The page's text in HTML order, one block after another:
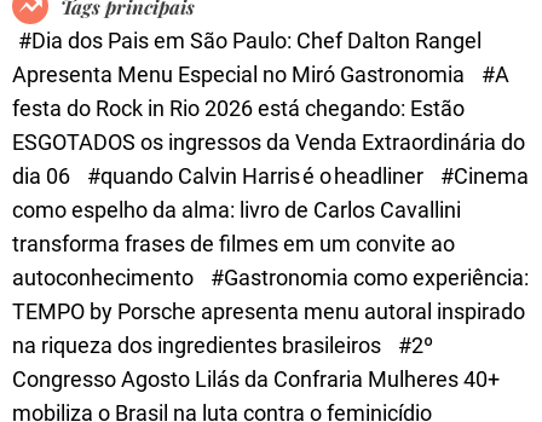
e
Tags principais
#Dia dos Pais em São Paulo: Chef Dalton Rangel
Apresenta Menu Especial no Miró Gastronomia
#A
festa do Rock in Rio 2026 está chegando: Estão
ESGOTADOS os ingressos da Venda Extraordinária do
dia 06
#quando Calvin Harris é o headliner
#Cinema
como espelho da alma: livro de Carlos Cavallini
transforma frases de filmes em um convite ao
autoconhecimento
#Gastronomia como experiência:
TEMPO by Porsche apresenta menu autoral inspirado
na riqueza dos ingredientes brasileiros
#2º
Congresso Agosto Lilás da Confraria Mulheres 40+
mobiliza o Brasil na luta contra o feminicídio